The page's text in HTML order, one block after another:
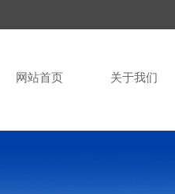
网站首页 关于我们